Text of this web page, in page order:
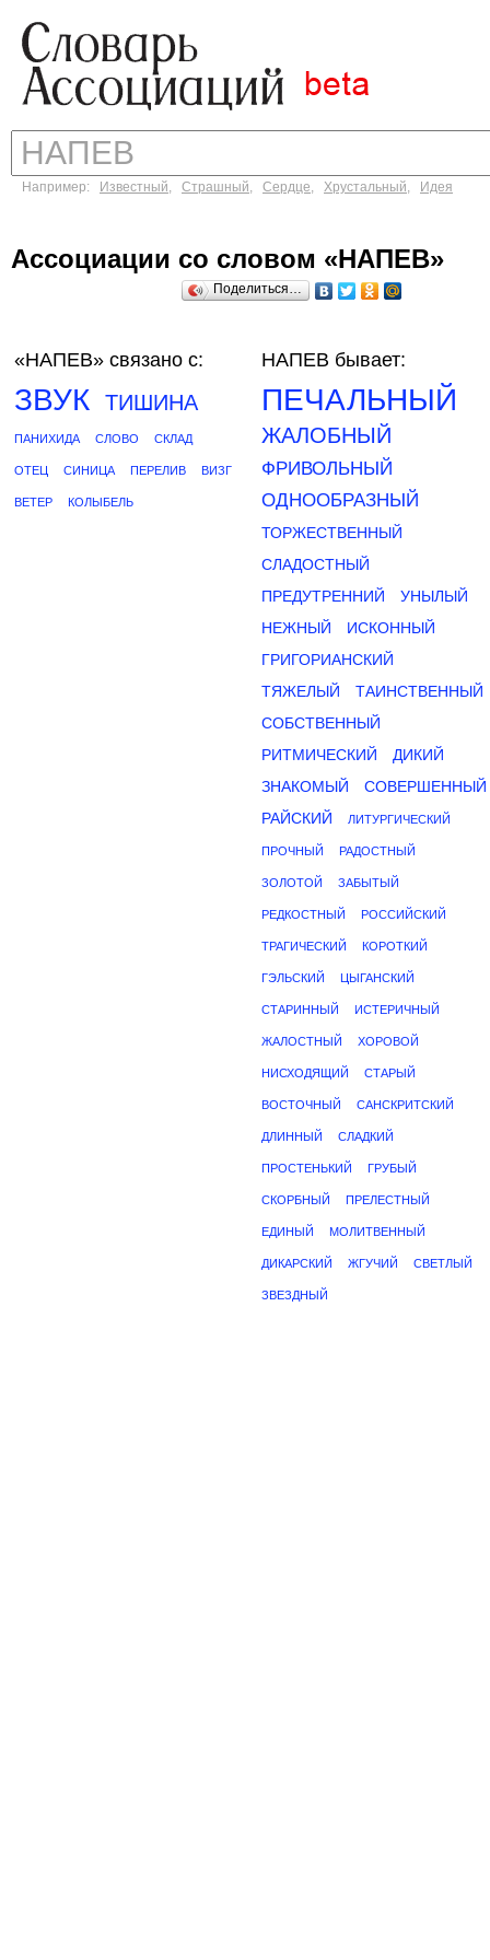
Например: Известный, Страшный, Сердце, Хрустальный, Идея
Ассоциации со словом «НАПЕВ»
Поделиться…
«НАПЕВ» связано с:
ЗВУК ТИШИНА
ПАНИХИДА СЛОВО СКЛАД
ОТЕЦ СИНИЦА ПЕРЕЛИВ ВИЗГ
ВЕТЕР КОЛЫБЕЛЬ
НАПЕВ бывает:
ПЕЧАЛЬНЫЙ
ЖАЛОБНЫЙ
ФРИВОЛЬНЫЙ
ОДНООБРАЗНЫЙ
ТОРЖЕСТВЕННЫЙ
СЛАДОСТНЫЙ
ПРЕДУТРЕННИЙ
УНЫЛЫЙ
НЕЖНЫЙ
ИСКОННЫЙ
ГРИГОРИАНСКИЙ
ТЯЖЕЛЫЙ
ТАИНСТВЕННЫЙ
СОБСТВЕННЫЙ
РИТМИЧЕСКИЙ
ДИКИЙ
ЗНАКОМЫЙ
СОВЕРШЕННЫЙ
РАЙСКИЙ
ЛИТУРГИЧЕСКИЙ
ПРОЧНЫЙ РАДОСТНЫЙ
ЗОЛОТОЙ ЗАБЫТЫЙ
РЕДКОСТНЫЙ РОССИЙСКИЙ
ТРАГИЧЕСКИЙ КОРОТКИЙ
ГЭЛЬСКИЙ ЦЫГАНСКИЙ
СТАРИННЫЙ ИСТЕРИЧНЫЙ
ЖАЛОСТНЫЙ ХОРОВОЙ
НИСХОДЯЩИЙ СТАРЫЙ
ВОСТОЧНЫЙ САНСКРИТСКИЙ
ДЛИННЫЙ СЛАДКИЙ
ПРОСТЕНЬКИЙ ГРУБЫЙ
СКОРБНЫЙ ПРЕЛЕСТНЫЙ
ЕДИНЫЙ МОЛИТВЕННЫЙ
ДИКАРСКИЙ ЖГУЧИЙ СВЕТЛЫЙ
ЗВЕЗДНЫЙ